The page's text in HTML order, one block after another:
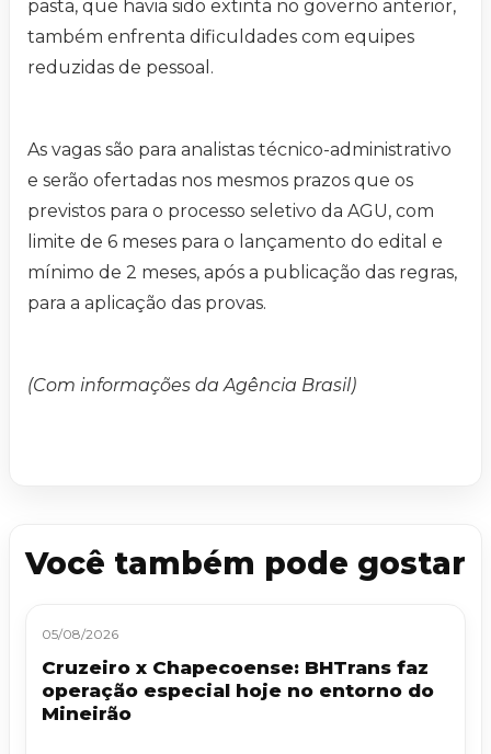
pasta, que havia sido extinta no governo anterior,
também enfrenta dificuldades com equipes
reduzidas de pessoal.
As vagas são para analistas técnico-administrativo
e serão ofertadas nos mesmos prazos que os
previstos para o processo seletivo da AGU, com
limite de 6 meses para o lançamento do edital e
mínimo de 2 meses, após a publicação das regras,
para a aplicação das provas.
(Com informações da Agência Brasil)
Você também pode gostar
05/08/2026
Cruzeiro x Chapecoense: BHTrans faz
operação especial hoje no entorno do
Mineirão